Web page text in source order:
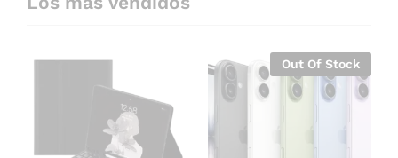
Out Of Stock